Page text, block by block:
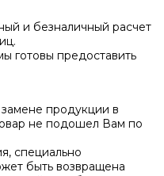
и безналичный расчет
готовы предоставить
продукции в
не подошел Вам по
специально
быть возвращена